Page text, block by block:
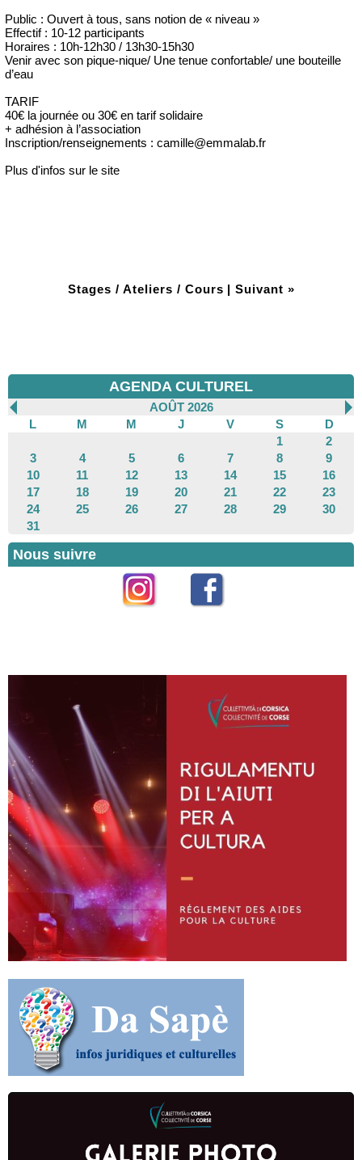
Public : Ouvert à tous, sans notion de « niveau »
Effectif : 10-12 participants
Horaires : 10h-12h30 / 13h30-15h30
Venir avec son pique-nique/ Une tenue confortable/ une bouteille
d’eau
TARIF
40€ la journée ou 30€ en tarif solidaire
+ adhésion à l’association
Inscription/renseignements : camille@emmalab.fr
Plus d'infos sur le site
Stages / Ateliers / Cours | Suivant »
AGENDA CULTUREL
AOÛT 2026
L
M M J V S
D
1
2
3
4 5 6 7 8
9
10
11 12 13 14 15
16
17
18 19 20 21 22
23
24
25 26 27 28 29
30
31
Nous suivre